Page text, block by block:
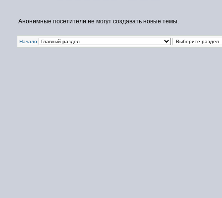
Анонимные посетители не могут создавать новые темы.
Начало